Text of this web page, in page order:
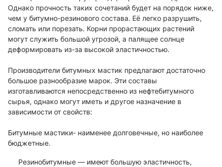
Однако прочность таких сочетаний будет на порядок ниже,
чем у битумно-резинового состава. Её легко разрушить,
сломать или порезать. Корни прорастающих растений
могут служить большой угрозой, а палящее солнце
деформировать из-за высокой эластичностью.
Производители битумных мастик предлагают достаточно
большое разнообразие марок. Эти составы
изготавливаются непосредственно из нефтебитумного
сырья, однако могут иметь и другое назначение в
зависимости от свойств:
Битумные мастики- наименее долговечные, но наиболее
бюджетные.
Резинобитумные — имеют большую эластичность,